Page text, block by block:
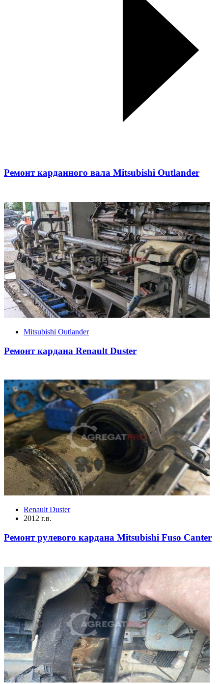
Ремонт карданного вала Mitsubishi Outlander
Mitsubishi Outlander
Ремонт кардана Renault Duster
Renault Duster
2012 г.в.
Ремонт рулевого кардана Mitsubishi Fuso Canter